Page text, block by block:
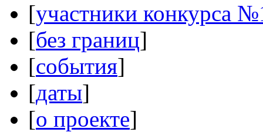
[участники конкурса
[без границ]
[события]
[даты]
[о проекте]